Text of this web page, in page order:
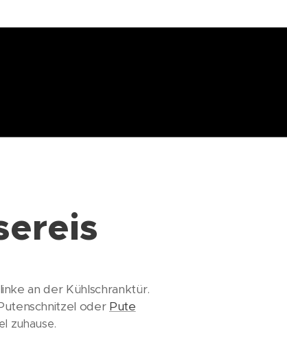
an der Kühlschranktür.
oder Pute
zuhause.